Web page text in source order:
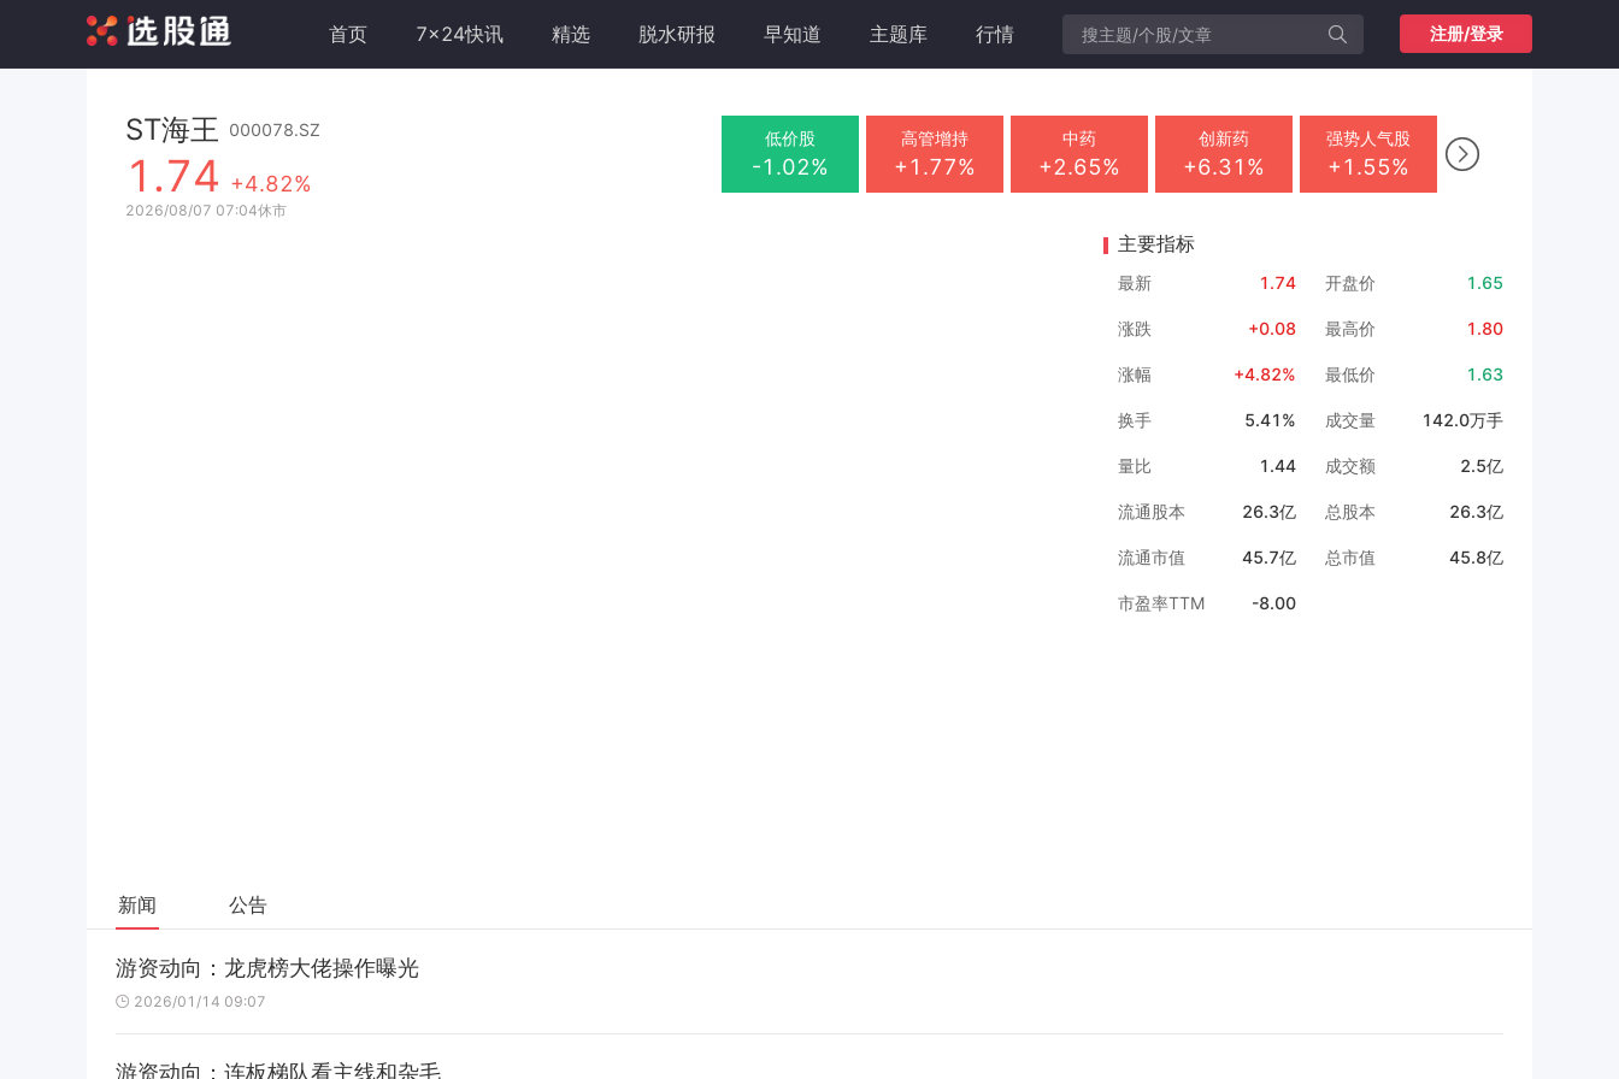
首页 7x24快讯 精选 脱水研报 早知道 主题库 行情 注册/登录
ST海王 000078.SZ
1.74 +4.82%
2026/08/07 07:04休市
低价股
-1.02%
高管增持
+1.77%
中药
+2.65%
创新药
+6.31%
强势人气股
+1.55% 
主要指标
最新 1.74 开盘价 1.65
涨跌 +0.08 最高价 1.80
涨幅 +4.82% 最低价 1.63
换手 5.41% 成交量 142.0万手
量比 1.44 成交额 2.5亿
流通股本 26.3亿 总股本 26.3亿
流通市值 45.7亿 总市值 45.8亿
市盈率TTM -8.00
新闻 公告
游资动向：龙虎榜大佬操作曝光
2026/01/14 09:07
游资动向：连板梯队看主线和杂毛